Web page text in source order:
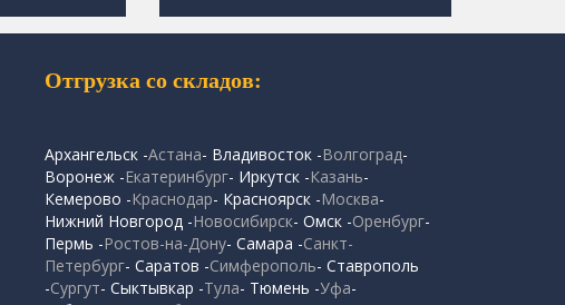
Отгрузка со складов:
Архангельск -Астана- Владивосток -Волгоград-
Воронеж -Екатеринбург- Иркутск -Казань-
Кемерово -Краснодар- Красноярск -Москва-
Нижний Новгород -Новосибирск- Омск -Оренбург-
Пермь -Ростов-на-Дону- Самара -Санкт-
Петербург- Саратов -Симферополь- Ставрополь
-Сургут- Сыктывкар -Тула- Тюмень -Уфа-